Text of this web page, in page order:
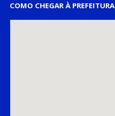
COMO CHEGAR À PREFEITURA